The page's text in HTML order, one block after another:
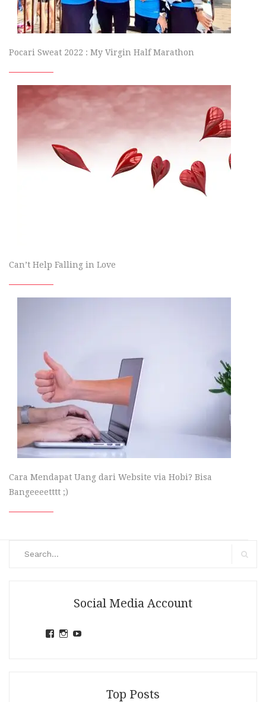
Pocari Sweat 2022 : My Virgin Half Marathon
Can’t Help Falling in Love
Cara Mendapat Uang dari Website via Hobi? Bisa
Bangeeeetttt ;)
Social Media Account
ViewView
Top Posts